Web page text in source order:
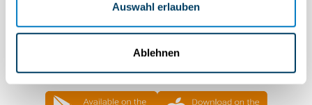
Auswahl erlauben
Ablehnen